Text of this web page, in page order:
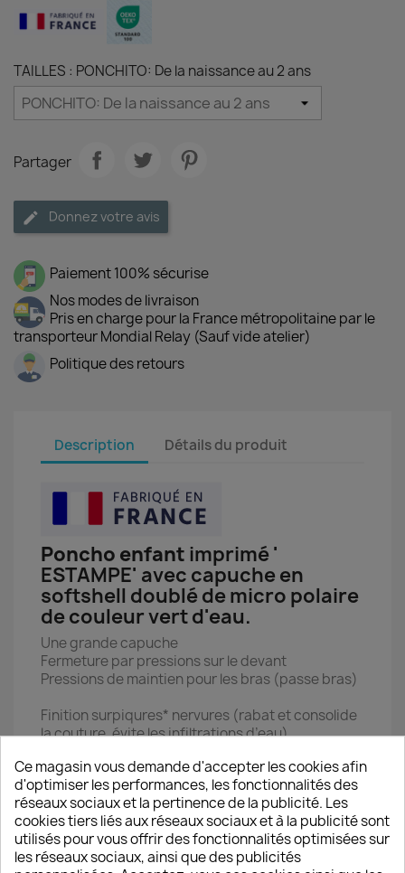
TAILLES : PONCHITO: De la naissance au 2 ans
Partager
Donnez votre avis
Paiement 100% sécurise
Nos modes de livraison
Pris en charge pour la France métropolitaine par le
transporteur Mondial Relay (Sauf vide atelier)
Politique des retours
Description Détails du produit
Poncho enfant imprimé '
ESTAMPE' avec capuche en
softshell doublé de micro polaire
de couleur vert d'eau.
Une grande capuche
Fermeture par pressions sur le devant
Pressions de maintien pour les bras (passe bras)
Finition surpiqures* nervures (rabat et consolide
la couture, évite les infiltrations d’eau)
Softshell et polaire: 100% polyester
Le placement des motifs est aléatoire
Mensurations
Ce magasin vous demande d'accepter les cookies afin
d'optimiser les performances, les fonctionnalités des
réseaux sociaux et la pertinence de la publicité. Les
cookies tiers liés aux réseaux sociaux et à la publicité sont
utilisés pour vous offrir des fonctionnalités optimisées sur
les réseaux sociaux, ainsi que des publicités